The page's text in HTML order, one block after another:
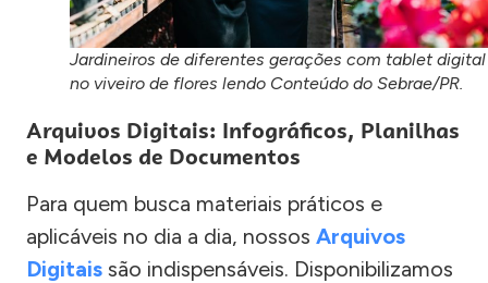
Jardineiros de diferentes gerações com tablet digital
no viveiro de flores lendo Conteúdo do Sebrae/PR.
Arquivos Digitais: Infográficos, Planilhas
e Modelos de Documentos
Para quem busca materiais práticos e
aplicáveis no dia a dia, nossos Arquivos
Digitais são indispensáveis. Disponibilizamos